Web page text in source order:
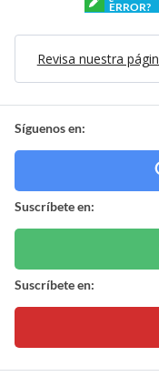
ERROR?
Revisa nuestra
Síguenos en:
Suscríbete en:
Suscríbete en: